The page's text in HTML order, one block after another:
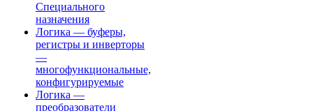
Специального
назначения
Логика — буферы,
регистры и инверторы
—
многофункциональные,
конфигурируемые
Логика —
преобразователи